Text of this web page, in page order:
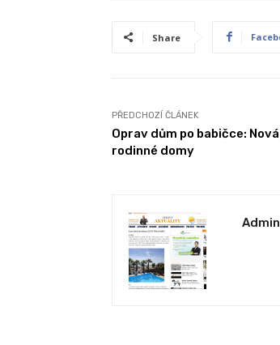
Share
PŘEDCHOZÍ ČLÁNEK
Oprav dům po babičce:
rodinné domy